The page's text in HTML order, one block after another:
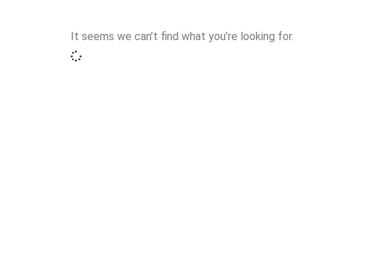
It seems we can’t find what you’re looking for.